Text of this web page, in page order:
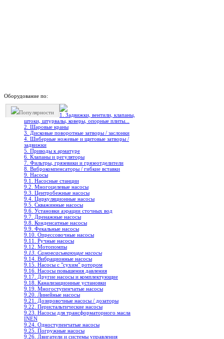
Оборудование по:
Популярности
1. Задвижки, вентили, клапаны,
штоки, штурвалы, коверы, опорные плиты...
2. Шаровые краны
3. Дисковые поворотные затворы / заслонки
4. Шиберные ножевые и щитовые затворы /
задвижки
5. Приводы к арматуре
6. Клапаны и регуляторы
7. Фильтры, грязевики и грязеотделители
8. Виброкомпенсаторы / гибкие вставки
9. Насосы
9.1. Насосные станции
9.2. Многоцелевые насосы
9.3. Центробежные насосы
9.4. Циркуляционные насосы
9.5. Скважинные насосы
9.6. Установки аэрации сточных вод
9.7. Дренажные насосы
9.8. Конденсатные насосы
9.9. Фекальные насосы
9.10. Опрессовочные насосы
9.11. Ручные насосы
9.12. Мотопомпы
9.13. Самовсасывающие насосы
9.14. Вибрационные насосы
9.15. Насосы с "сухим" ротором
9.16. Насосы повышения давления
9.17. Другие насосы и комплектующие
9.18. Канализационные установки
9.19. Многоступенчатые насосы
9.20. Линейные насосы
9.21. Дозировочные насосы / дозаторы
9.22. Перистальтические насосы
9.23. Насосы для трансформаторного масла
INEN
9.24. Одноступенчатые насосы
9.25. Погружные насосы
9.26. Двигатели и системы управления